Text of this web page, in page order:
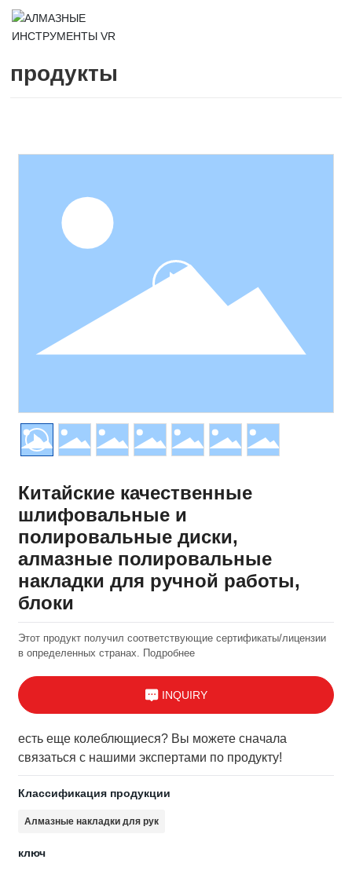
продукты
Китайские качественные
шлифовальные и
полировальные диски,
алмазные полировальные
накладки для ручной работы,
блоки
Этот продукт получил соответствующие сертификаты/лицензии
в определенных странах. Подробнее
INQUIRY
есть еще колеблющиеся? Вы можете сначала
связаться с нашими экспертами по продукту!
Классификация продукции
Алмазные накладки для рук
ключ